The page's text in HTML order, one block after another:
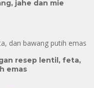
jahe dan mie
resep lentil, feta,
emas